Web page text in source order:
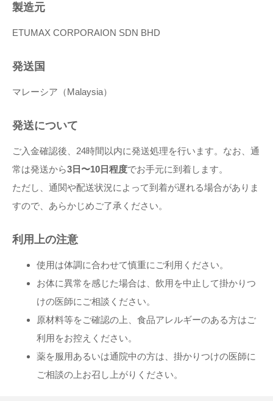
製造元
ETUMAX CORPORAION SDN BHD
発送国
マレーシア（Malaysia）
発送について
ご入金確認後、24時間以内に発送処理を行います。なお、通
常は発送から3日〜10日程度でお手元に到着します。
ただし、通関や配送状況によって到着が遅れる場合がありま
すので、あらかじめご了承ください。
利用上の注意
使用は体調に合わせて慎重にご利用ください。
お体に異常を感じた場合は、飲用を中止して掛かりつ
けの医師にご相談ください。
原材料等をご確認の上、食品アレルギーのある方はご
利用をお控えください。
薬を服用あるいは通院中の方は、掛かりつけの医師に
ご相談の上お召し上がりください。